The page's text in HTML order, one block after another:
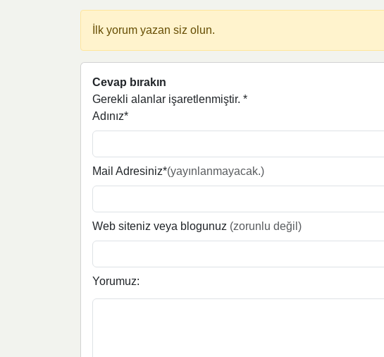
İlk yorum yazan siz olun.
Cevap bırakın
Gerekli alanlar işaretlenmiştir. *
Adınız*
Mail Adresiniz*(yayınlanmayacak.)
Web siteniz veya blogunuz (zorunlu değil)
Yorumuz: